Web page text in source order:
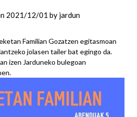
2021/12/01 by jardun
Familian Gozatzen egitasmoan
jolasen tailer bat egingo da.
izen Jarduneko bulegoan